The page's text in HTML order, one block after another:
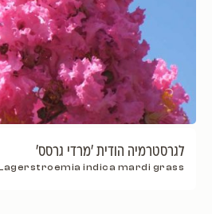
לגרסטרמיה הודית 'מרדי גרסס'
Lagerstroemia indica mardi grass